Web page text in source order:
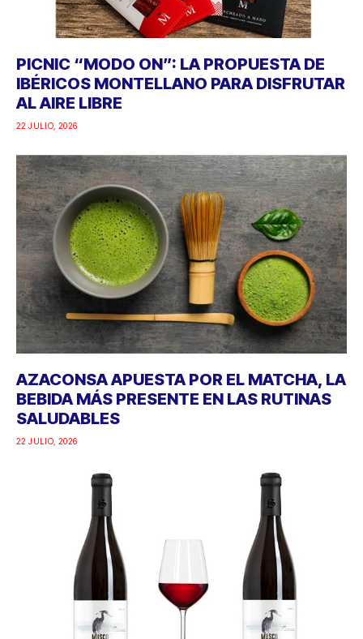
PICNIC “MODO ON”: LA PROPUESTA DE
IBÉRICOS MONTELLANO PARA DISFRUTAR
AL AIRE LIBRE
22 JULIO, 2026
AZACONSA APUESTA POR EL MATCHA, LA
BEBIDA MÁS PRESENTE EN LAS RUTINAS
SALUDABLES
22 JULIO, 2026